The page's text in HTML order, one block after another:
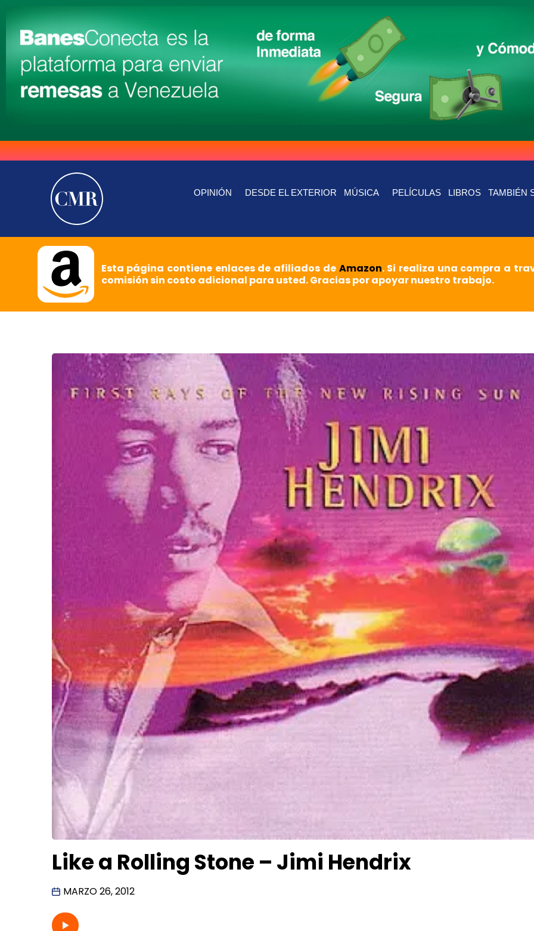
OPINIÓN DESDE EL EXTERIOR MÚSICA PELÍCULAS LIBROS TAMBIÉN
Esta página contiene enlaces de afiliados de Amazon. Si realiza una compra a
comisión sin costo adicional para usted. Gracias por apoyar nuestro trabajo.
Like a Rolling Stone – Jimi Hendrix
MARZO 26, 2012